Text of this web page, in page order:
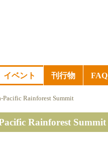
イベント 刊行物 FAQ
Pacific Rainforest Summit
Rainforest Summit